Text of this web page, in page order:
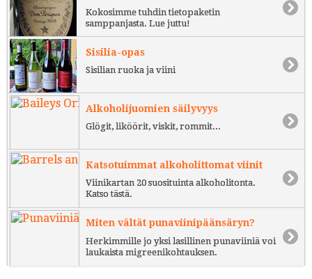
Kokosimme tuhdin tietopaketin
samppanjasta. Lue juttu!
Sisilia-opas
Sisilian ruoka ja viini
Alkoholijuomien säilyvyys
Glögit, liköörit, viskit, rommit...
Katsotuimmat alkoholittomat viinit
Viinikartan 20 suosituinta alkoholitonta.
Katso tästä.
Miten vältät punaviinipäänsäryn?
Herkimmille jo yksi lasillinen punaviiniä voi
laukaista migreenikohtauksen.